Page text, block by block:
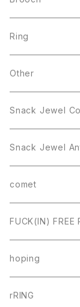
Ring
Other
Snack Jewel
Snack Jewel
comet
FUCK(IN) FREE
hoping
rRING